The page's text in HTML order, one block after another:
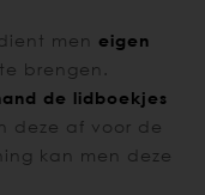
men eigen
brengen.
de lidboekjes
deze af voor de
kan men deze